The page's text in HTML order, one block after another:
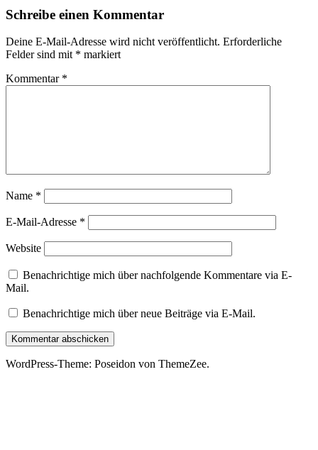
Schreibe einen Kommentar
Deine E-Mail-Adresse wird nicht veröffentlicht. Erforderliche
Felder sind mit * markiert
Kommentar *
Name *
E-Mail-Adresse *
Website
Benachrichtige mich über nachfolgende Kommentare via E-
Mail.
Benachrichtige mich über neue Beiträge via E-Mail.
WordPress-Theme: Poseidon von ThemeZee.